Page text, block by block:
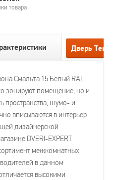
товара
Смальта 15 Белый RAL
зонируют помещение, но и
пространства, шумо- и
вписываются в интерьер
дизайнерской
DVERI-EXPERT
межкомнатных
в данном
высокими